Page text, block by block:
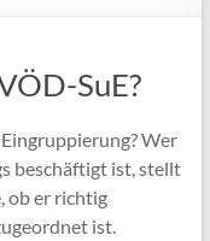
SuE?
Wer
beschäftigt ist, stellt
ob er richtig
ist.